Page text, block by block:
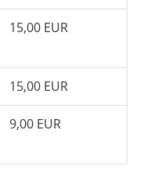
15,00 EUR
15,00 EUR
9,00 EUR